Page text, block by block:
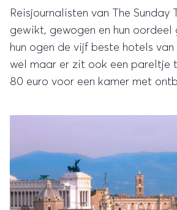
Reisjournalisten van The Sunday
gewikt, gewogen en hun oordeel geveld. Dit zijn in
hun ogen de vijf beste hotels van
wel maar er zit ook een pareltje
80 euro voor een kamer met